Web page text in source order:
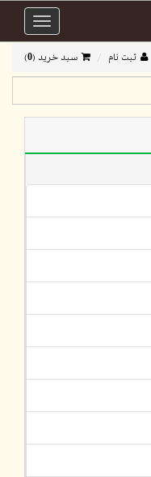
Toggle
ثبت نام سبد خرید (0
)